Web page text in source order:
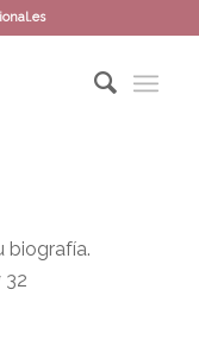
biografía.
32